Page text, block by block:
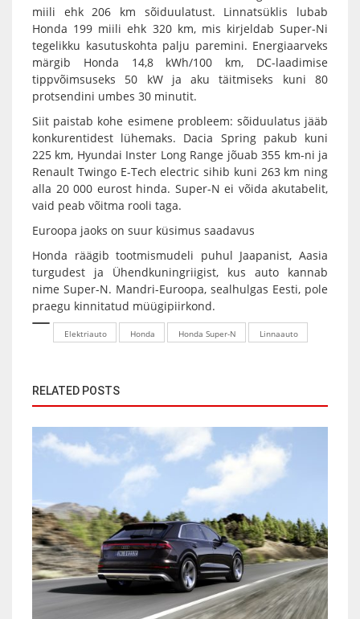
miili ehk 206 km sõiduulatust. Linnatsüklis lubab
Honda 199 miili ehk 320 km, mis kirjeldab Super-Ni
tegelikku kasutuskohta palju paremini. Energiaarveks
märgib Honda 14,8 kWh/100 km, DC-laadimise
tippvõimsuseks 50 kW ja aku täitmiseks kuni 80
protsendini umbes 30 minutit.
Siit paistab kohe esimene probleem: sõiduulatus jääb
konkurentidest lühemaks. Dacia Spring pakub kuni
225 km, Hyundai Inster Long Range jõuab 355 km-ni ja
Renault Twingo E-Tech electric sihib kuni 263 km ning
alla 20 000 eurost hinda. Super-N ei võida akutabelit,
vaid peab võitma rooli taga.
Euroopa jaoks on suur küsimus saadavus
Honda räägib tootmismudeli puhul Jaapanist, Aasia
turgudest ja Ühendkuningriigist, kus auto kannab
nime Super-N. Mandri-Euroopa, sealhulgas Eesti, pole
praegu kinnitatud müügipiirkond.
Elektriauto Honda Honda Super-N Linnaauto
RELATED POSTS